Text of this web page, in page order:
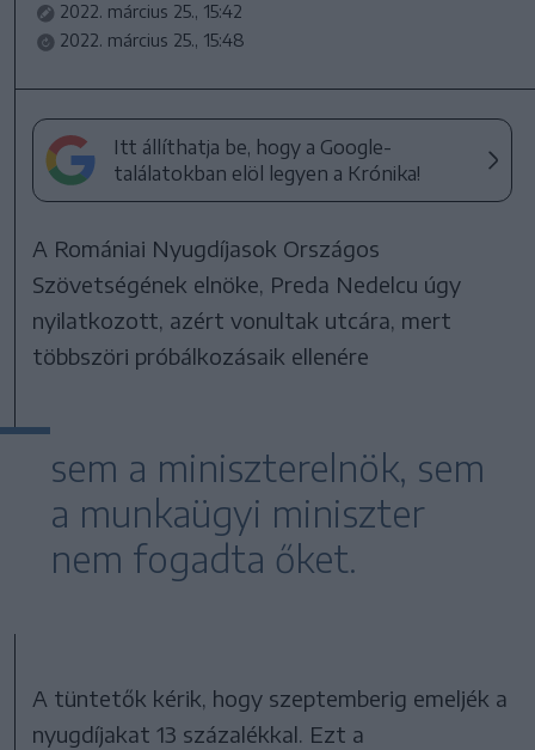
2022. március 25., 15:42
2022. március 25., 15:48
Itt állíthatja be, hogy a Google-
találatokban elöl legyen a Krónika!
A Romániai Nyugdíjasok Országos
Szövetségének elnöke, Preda Nedelcu úgy
nyilatkozott, azért vonultak utcára, mert
többszöri próbálkozásaik ellenére
sem a miniszterelnök, sem
a munkaügyi miniszter
nem fogadta őket.
A tüntetők kérik, hogy szeptemberig emeljék a
nyugdíjakat 13 százalékkal. Ezt a